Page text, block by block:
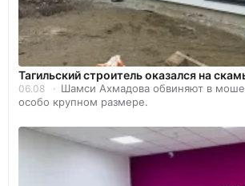
Тагильский строитель оказался на
06.08
Шамси Ахмадова обвиняют в
особо крупном размере.